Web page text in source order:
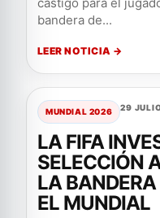
bandera de...
LEER NOTICIA →
MUNDIAL 2026 29
LA FIFA
SELECCIÓN
LA
EL MUNDIAL